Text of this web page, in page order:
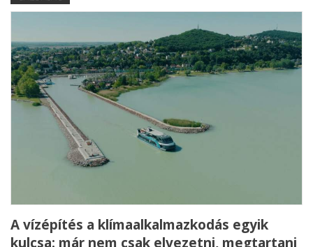
A vízépítés a klímaalkalmazkodás egyik
kulcsa: már nem csak elvezetni, megtartani